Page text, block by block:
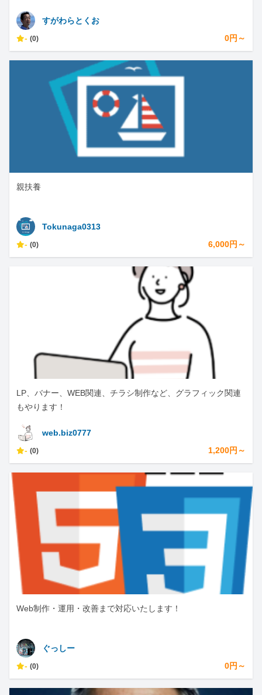
すがわらとくお
- (0) 0円～
親扶養
Tokunaga0313
- (0) 6,000円～
LP、バナー、WEB関連、チラシ制作など、グラフィック関連
もやります！
web.biz0777
- (0) 1,200円～
Web制作・運用・改善まで対応いたします！
ぐっしー
- (0) 0円～